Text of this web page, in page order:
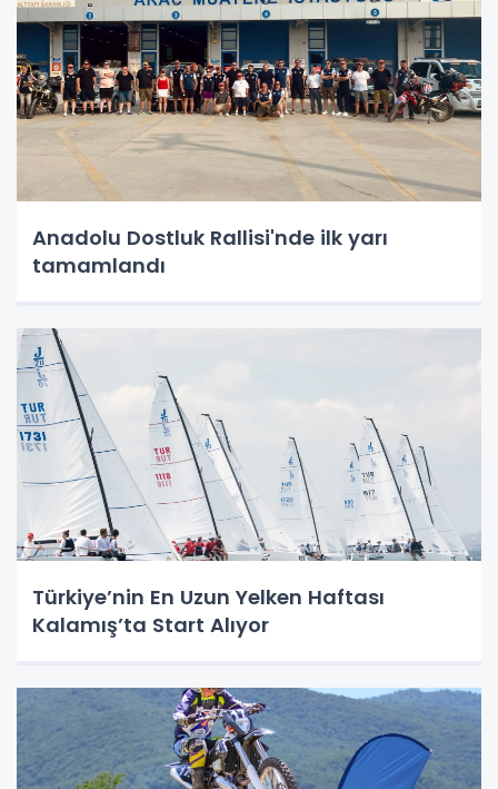
Anadolu Dostluk Rallisi'nde ilk yarı
tamamlandı
Türkiye’nin En Uzun Yelken Haftası
Kalamış’ta Start Alıyor